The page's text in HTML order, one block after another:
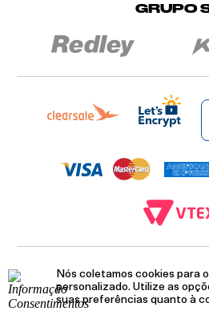
Nós coletamos cookies para
personalizado. Utilize as
suas preferências quanto à
GRUPO
12.093.445/
RUA JUMECY RODRIGUES GOMES, 331 -
JANEIRO. CEP.: